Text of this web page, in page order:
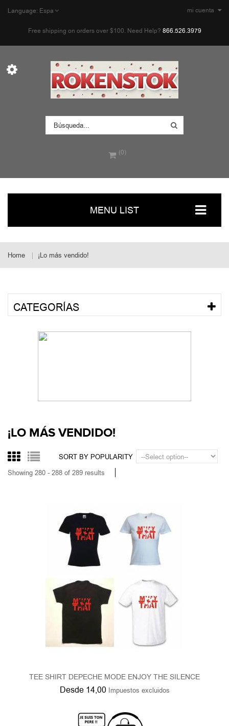
mi cuenta
Language: Espa
Free shipping on orders over $100. Need Help? 866.526.3979
(0)
MENU LIST
Home ¡Lo más vendido!
CATEGORÍAS
Showing 280 - 288 of 289 results
TEE SHIRT DEPECHE MODE ENJOY THE SILENCE
Desde14,00Impuestos excluidos